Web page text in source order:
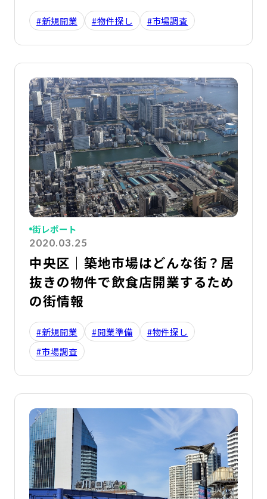
#新規開業 #物件探し #市場調査
2020.03.25
街レポート
中央区｜築地市場はどんな街？居
抜きの物件で飲食店開業するため
の街情報
#新規開業 #開業準備
#物件探し
#市場調査